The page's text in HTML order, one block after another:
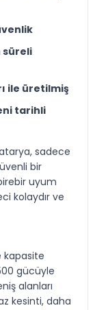
süreli
ile üretilmiş
tarihli
sadece
bir
uyum
kolaydır ve
kapasite
gücüyle
alanları
kesinti, daha